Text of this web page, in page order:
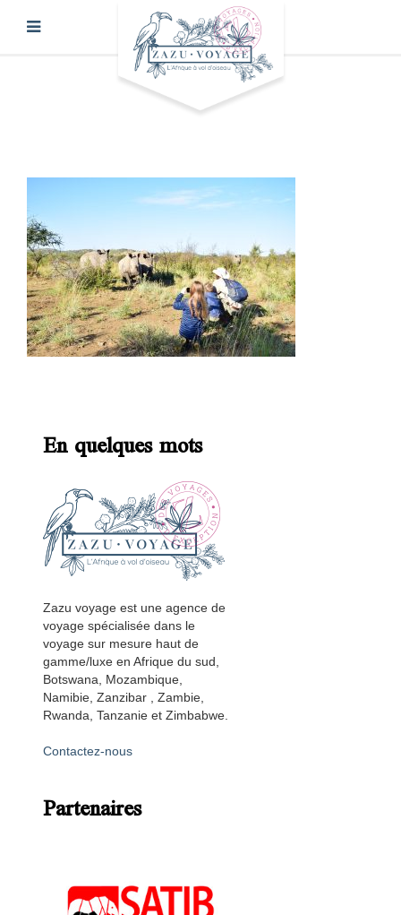
En quelques mots
Zazu voyage est une agence de
voyage spécialisée dans le
voyage sur mesure haut de
gamme/luxe en Afrique du sud,
Botswana, Mozambique,
Namibie, Zanzibar , Zambie,
Rwanda, Tanzanie et Zimbabwe.
Contactez-nous
Partenaires